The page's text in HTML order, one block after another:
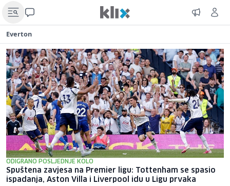
Everton
ODIGRANO POSLJEDNJE KOLO
Spuštena zavjesa na Premier ligu: Tottenham se spasio
ispadanja, Aston Villa i Liverpool idu u Ligu prvaka